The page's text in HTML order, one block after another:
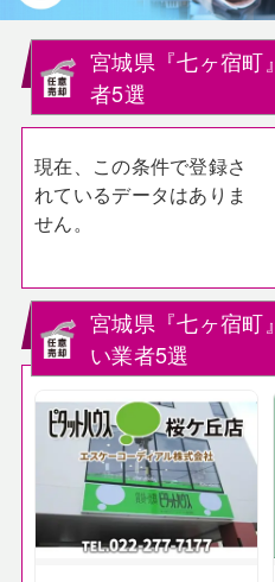
宮城県『七ヶ宿町
者5選
現在、この条件で登録さ
れているデータはありま
せん。
宮城県『七ヶ宿町
い業者5選